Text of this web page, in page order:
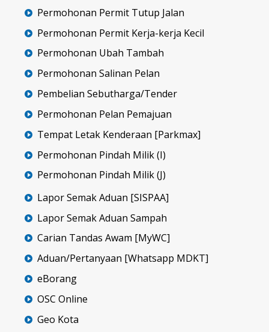
Permohonan Permit Tutup Jalan
Permohonan Permit Kerja-kerja Kecil
Permohonan Ubah Tambah
Permohonan Salinan Pelan
Pembelian Sebutharga/Tender
Permohonan Pelan Pemajuan
Tempat Letak Kenderaan [Parkmax]
Permohonan Pindah Milik (I)
Permohonan Pindah Milik (J)
Lapor Semak Aduan [SISPAA]
Lapor Semak Aduan Sampah
Carian Tandas Awam [MyWC]
Aduan/Pertanyaan [Whatsapp MDKT]
eBorang
OSC Online
Geo Kota